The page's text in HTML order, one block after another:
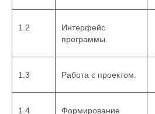
1.2
Интерфейс
программы.
1.3 Работа с проектом.
1.4
Формирование